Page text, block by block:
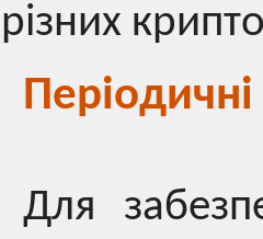
різних
Періодичні
Для